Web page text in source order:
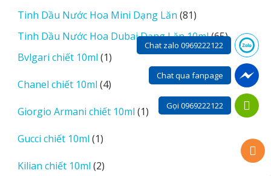
phẩm
Tinh Dầu Nước Hoa Mini Dạng Lăn 8181
sản
phẩm
Tinh Dầu Nước Hoa Dubai Dạng Lăn 10ml 6565
sản
phẩm
Bvlgari chiết 10ml 11
phẩm
Chanel chiết 10ml 44
phẩm
Giorgio Armani chiết 10ml 11
Gucci chiết 10ml 11
phẩm
Kilian chiết 10ml 22
Chat zalo 0969222122
Chat qua fanpage
Gọi 0969222122